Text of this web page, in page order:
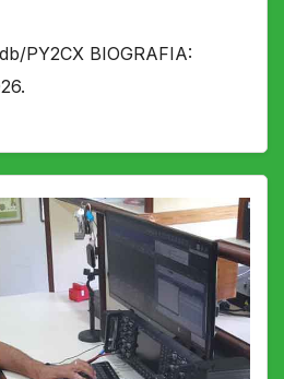
PY2CX BIOGRAFIA: